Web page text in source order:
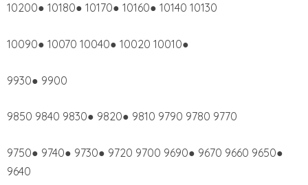
10200● 10180● 10170● 10160● 10140 10130
10090● 10070 10040● 10020 10010●
9930● 9900
9850 9840 9830● 9820● 9810 9790 9780 9770
9750● 9740● 9730● 9720 9700 9690● 9670 9660 9650●
9640